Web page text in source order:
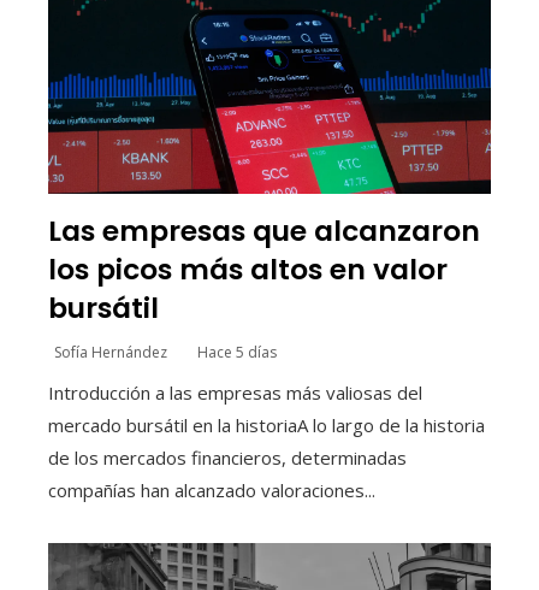
Las empresas que alcanzaron
los picos más altos en valor
bursátil
Sofía Hernández Hace 5 días
Introducción a las empresas más valiosas del
mercado bursátil en la historiaA lo largo de la historia
de los mercados financieros, determinadas
compañías han alcanzado valoraciones...